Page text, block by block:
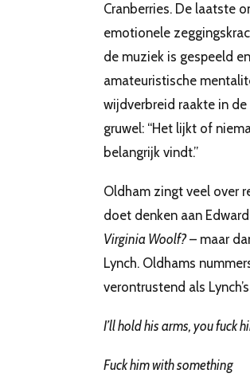
Cranberries. De laatste
emotionele
de muziek is gespeeld
amateuristische
wijdverbreid raakte in
gruwel: “Het lijkt of
belangrijk vindt.”
Oldham zingt veel over
doet denken aan
Virginia Woolf?– maar
Lynch. Oldhams
verontrustend als
I’ll hold his arms, you fuck
Fuck him with something